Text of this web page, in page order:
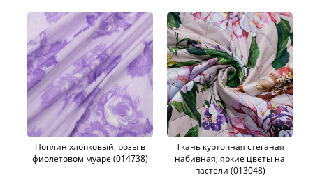
Поплин хлопковый, розы в
фиолетовом муаре (014738)
Ткань курточная стеганая
набивная, яркие цветы на
пастели (013048)